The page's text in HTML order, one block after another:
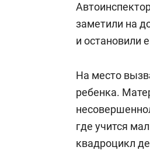
заметили на
и остановили
На место
ребенка.
где учится
квадроцикл
Рекомендуем
Как ГК «МИР ГРУПП» и
создают оазис жилого